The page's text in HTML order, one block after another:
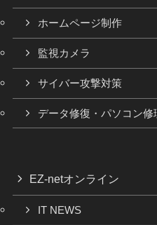
ホームページ制作
監視カメラ
サイバー攻撃対策
データ修復・パソコン修
EZ-netオンライン
IT NEWS